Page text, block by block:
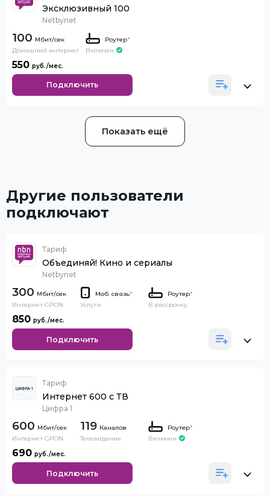
Эксклюзивный 100
Netbynet
100
Домашний интернет
Роутер*
Включен
550
Подключить
Показать ещё
Другие пользователи
подключают
Тариф
Объединяй! Кино и сериалы
Netbynet
300
Интернет GPON
Моб. связь*
Услуги
Роутер*
В рассрочку
850
Подключить
Тариф
Интернет 600 с ТВ
Цифра 1
600
Интернет GPON
119 Каналов
Телевидение
Роутер*
Включен
690
Подключить